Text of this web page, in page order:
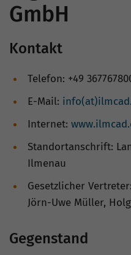
GmbH
Kontakt
Telefon: +49
E-Mail:
Internet:
Standortanschrift:
Ilmenau
Gesetzlicher
Jörn-Uwe Müller,
Gegenstand